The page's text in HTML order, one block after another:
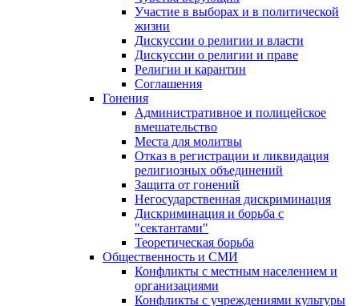
Участие в выборах и в политической
жизни
Дискуссии о религии и власти
Дискуссии о религии и праве
Религии и карантин
Соглашения
Гонения
Административное и полицейское
вмешательство
Места для молитвы
Отказ в регистрации и ликвидация
религиозных объединений
Защита от гонений
Негосударственная дискриминация
Дискриминация и борьба с
"сектантами"
Теоретическая борьба
Общественность и СМИ
Конфликты с местным населением и
организациями
Конфликты с учреждениями культуры